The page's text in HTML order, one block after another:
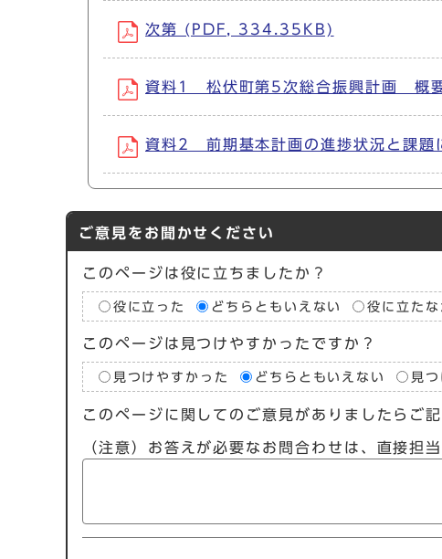
次第 (PDF, 334.35KB)
資料1 松伏町第5次総合振興計画 概
資料2 前期基本計画の進捗状況と課
ご意見をお聞かせください
このページは役に立ちましたか？
役に立った どちらともいえない 役に立たな
このページは見つけやすかったですか？
見つけやすかった どちらともいえない 見
このページに関してのご意見がありましたらご記
（注意）お答えが必要なお問合わせは、直接担